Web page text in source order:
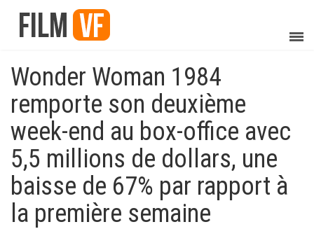
Wonder Woman 1984
remporte son deuxième
week-end au box-office avec
5,5 millions de dollars, une
baisse de 67% par rapport à
la première semaine